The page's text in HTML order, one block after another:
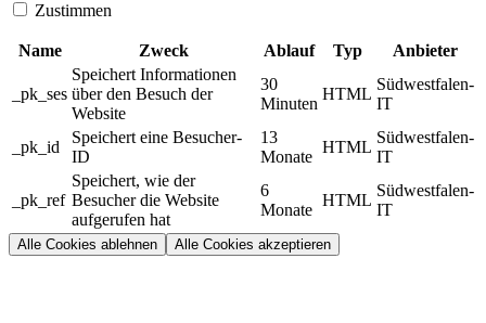
Zustimmen
Name Zweck Ablauf Typ Anbieter
_pk_ses
Speichert Informationen
über den Besuch der
Website
30
Minuten
HTML
Südwestfalen-
IT
_pk_id
Speichert eine Besucher-
ID
13
Monate
HTML
Südwestfalen-
IT
_pk_ref
Speichert, wie der
Besucher die Website
aufgerufen hat
6
Monate
HTML
Südwestfalen-
IT
Alle Cookies ablehnen Alle Cookies akzeptieren